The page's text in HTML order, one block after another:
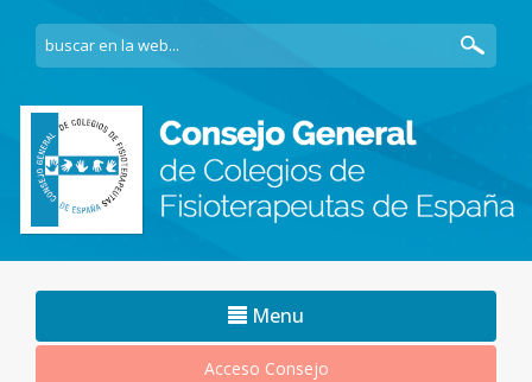
Navegacion
movil
Menu
Acceso Consejo